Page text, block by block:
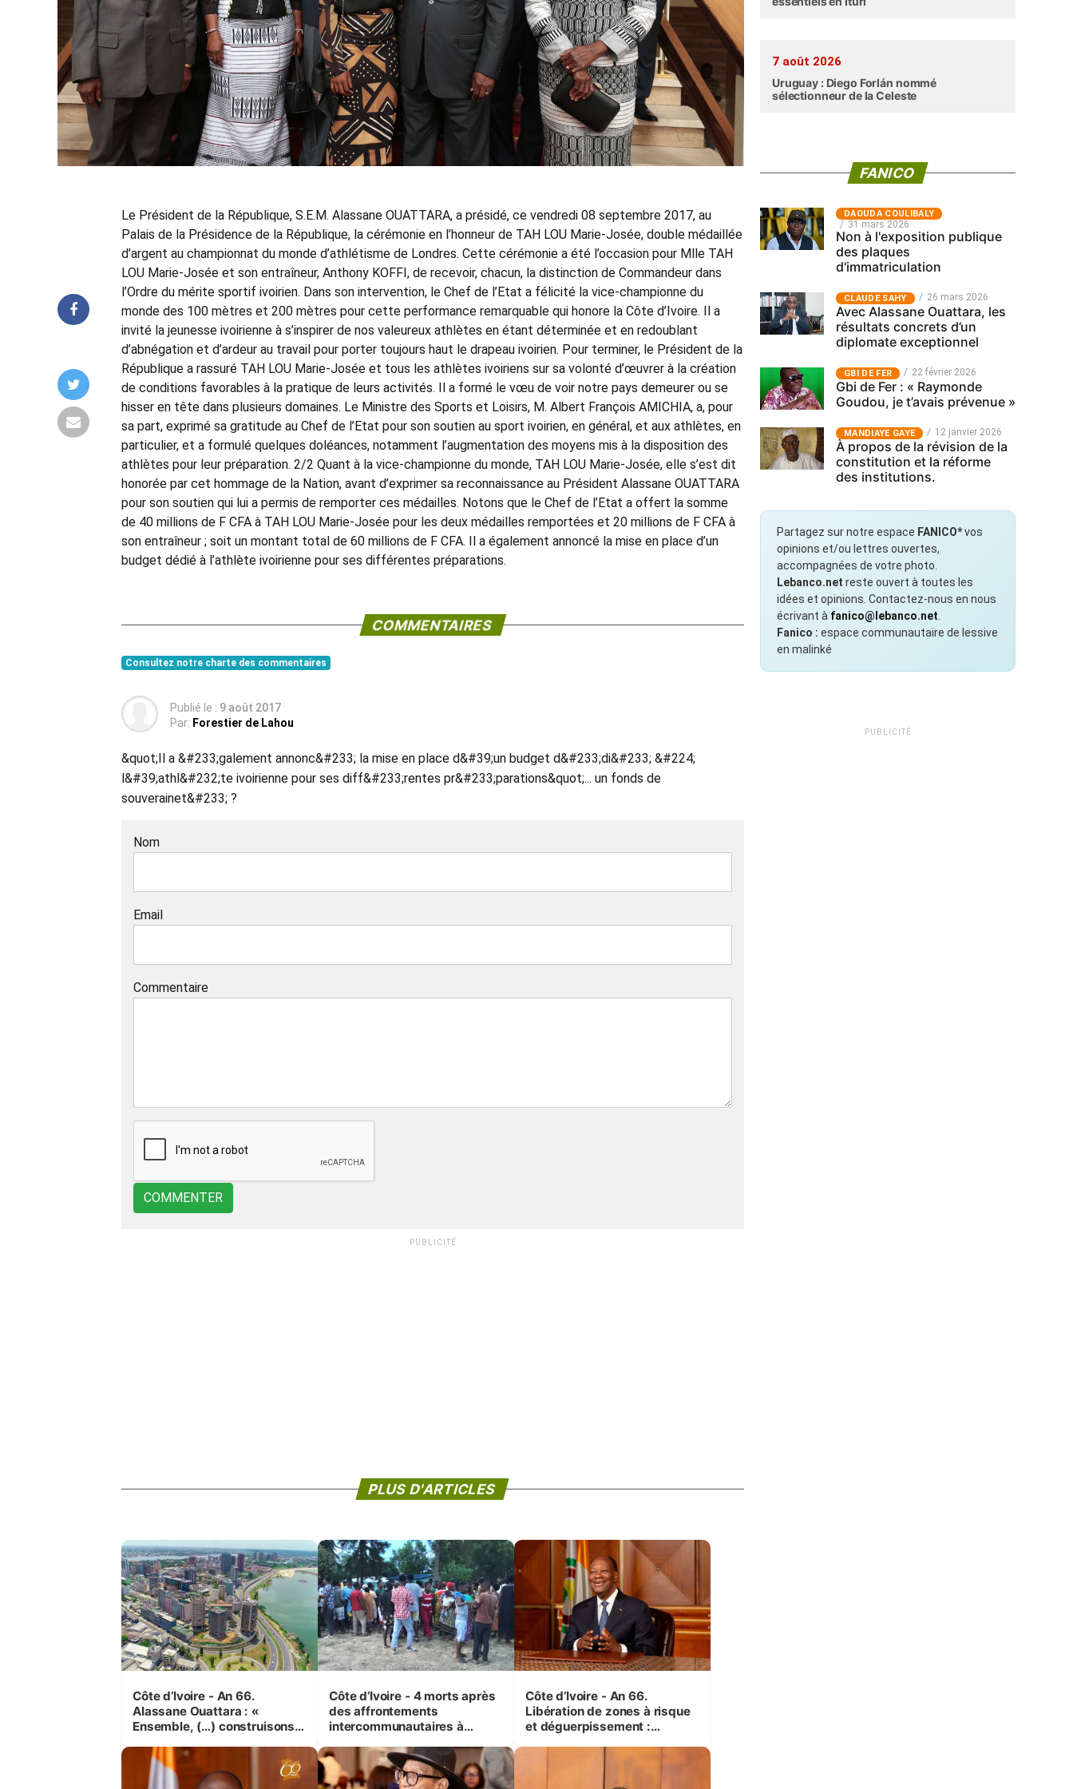
Le Président de la République, S.E.M. Alassane OUATTARA, a présidé, ce vendredi 08 septembre 2017, au
Palais de la Présidence de la République, la cérémonie en l’honneur de TAH LOU Marie-Josée, double médaillée
d’argent au championnat du monde d’athlétisme de Londres. Cette cérémonie a été l’occasion pour Mlle TAH
LOU Marie-Josée et son entraîneur, Anthony KOFFI, de recevoir, chacun, la distinction de Commandeur dans
l’Ordre du mérite sportif ivoirien. Dans son intervention, le Chef de l’Etat a félicité la vice-championne du
monde des 100 mètres et 200 mètres pour cette performance remarquable qui honore la Côte d’Ivoire. Il a
invité la jeunesse ivoirienne à s’inspirer de nos valeureux athlètes en étant déterminée et en redoublant
d’abnégation et d’ardeur au travail pour porter toujours haut le drapeau ivoirien. Pour terminer, le Président de la
République a rassuré TAH LOU Marie-Josée et tous les athlètes ivoiriens sur sa volonté d’œuvrer à la création
de conditions favorables à la pratique de leurs activités. Il a formé le vœu de voir notre pays demeurer ou se
hisser en tête dans plusieurs domaines. Le Ministre des Sports et Loisirs, M. Albert François AMICHIA, a, pour
sa part, exprimé sa gratitude au Chef de l’Etat pour son soutien au sport ivoirien, en général, et aux athlètes, en
particulier, et a formulé quelques doléances, notamment l’augmentation des moyens mis à la disposition des
athlètes pour leur préparation. 2/2 Quant à la vice-championne du monde, TAH LOU Marie-Josée, elle s’est dit
honorée par cet hommage de la Nation, avant d’exprimer sa reconnaissance au Président Alassane OUATTARA
pour son soutien qui lui a permis de remporter ces médailles. Notons que le Chef de l’Etat a offert la somme
de 40 millions de F CFA à TAH LOU Marie-Josée pour les deux médailles remportées et 20 millions de F CFA à
son entraîneur ; soit un montant total de 60 millions de F CFA. Il a également annoncé la mise en place d’un
budget dédié à l’athlète ivoirienne pour ses différentes préparations.
COMMENTAIRES
Consultez notre charte des commentaires
Publié le : 9 août 2017
Par: Forestier de Lahou
&quot;Il a &#233;galement annonc&#233; la mise en place d&#39;un budget d&#233;di&#233; &#224;
l&#39;athl&#232;te ivoirienne pour ses diff&#233;rentes pr&#233;parations&quot;... un fonds de
souverainet&#233; ?
Nom
Email
Commentaire
COMMENTER
PUBLICITÉ
PLUS D'ARTICLES
Côte d’Ivoire - An 66.
Alassane Ouattara : «
Ensemble, (…) construisons
mêmes et pour les
générations futures »
Côte d’Ivoire - 4 morts après
des affrontements
intercommunautaires à
correspondant au milieu des
sinistrés
Côte d’Ivoire - An 66.
Libération de zones à risque
et déguerpissement :
respect de l'Etat de droit pour
préserver les vies humaines
7 août 2026
Uruguay : Diego Forlán nommé
sélectionneur de la Celeste
FANICO
‎DAOUDA COULIBALY
31 mars 2026
Non à l'exposition publique
des plaques
d'immatriculation
CLAUDE SAHY 26 mars 2026
Avec Alassane Ouattara, les
résultats concrets d’un
diplomate exceptionnel
GBI DE FER 22 février 2026
Gbi de Fer : « Raymonde
Goudou, je t’avais prévenue »
MANDIAYE GAYE 12 janvier 2026
À propos de la révision de la
constitution et la réforme
des institutions.
Partagez sur notre espace FANICO*vos
opinions et/ou lettres ouvertes,
accompagnées de votre photo.
Lebanco.net reste ouvert à toutes les
idées et opinions. Contactez-nous en nous
écrivant à fanico@lebanco.net
Fanico : espace communautaire de lessive
en malinké
PUBLICITÉ